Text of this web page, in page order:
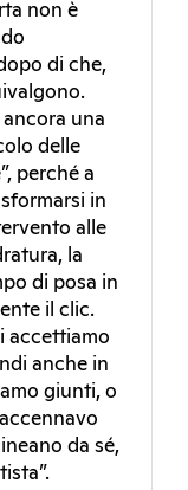
non è
di che,
una
delle
perché a
in
alle
la
di posa in
il clic.
accettiamo
anche in
giunti, o
da sé,